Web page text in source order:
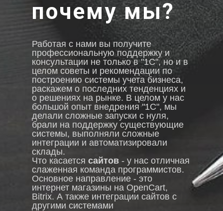
почему мы?
Работая с нами вы получите
профессиональную поддержку и
консультации не только в "1С", но и в
целом советы и рекомендации по
построению системы учета бизнеса,
раскажем о последних тенденциях и
о решениях на рынке. В целом у нас
большой опыт внедрения "1С", мы
делали сложные запуски с нуля,
брали на поддержку существующие
системы, выполняли сложные
интеграции и автоматизировали
склады.
Что касается сайтов - у нас отличная
слаженная команда программистов.
Основное направление - это
интернет магазины на OpenCart,
Bitrix. А также интеграции сайтов с
другими системами